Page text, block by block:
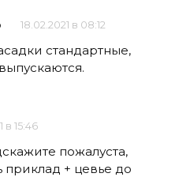
18.02.2021 в 08:12
стандартные,
в 15:46
пожалуста,
приклад + цевье до